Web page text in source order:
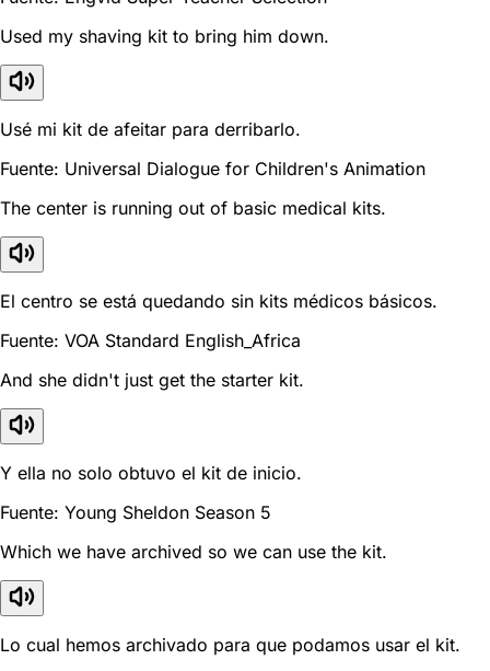
Used my shaving kit to bring him down.
Usé mi kit de afeitar para derribarlo.
Fuente: Universal Dialogue for Children's Animation
The center is running out of basic medical kits.
El centro se está quedando sin kits médicos básicos.
Fuente: VOA Standard English_Africa
And she didn't just get the starter kit.
Y ella no solo obtuvo el kit de inicio.
Fuente: Young Sheldon Season 5
Which we have archived so we can use the kit.
Lo cual hemos archivado para que podamos usar el kit.